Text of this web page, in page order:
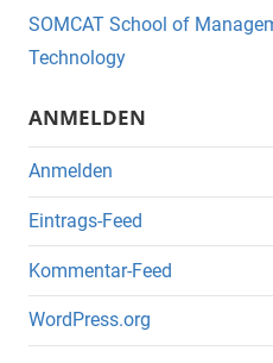
o
o
k
SOMCAT School of
Technology
ANMELDEN
Anmelden
Eintrags-Feed
Kommentar-Feed
WordPress.org